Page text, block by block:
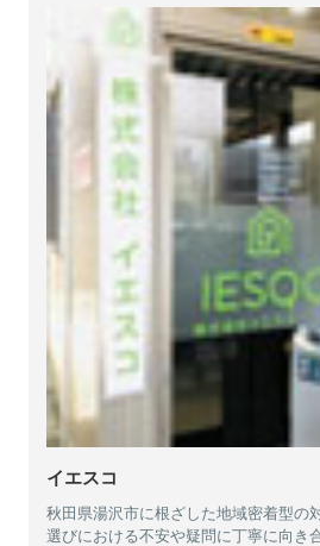
イエスコ
秋田県湯沢市に根ざした地域密着型の
選びにおける不安や疑問に丁寧に向き